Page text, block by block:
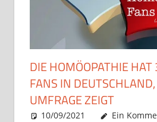
DIE HOMÖOPATHIE
FANS IN
UMFRAGE ZEIGT
10/09/2021 Christian J.
Allgemein
Ein